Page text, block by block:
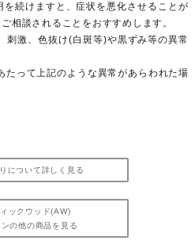
続けますと、症状を悪化させることが
相談されることをおすすめします。
刺激、色抜け(白斑等)や黒ずみ等の異常
って上記のような異常があらわれた場
について詳しく見る
ックウッド(AW)
の他の商品を見る